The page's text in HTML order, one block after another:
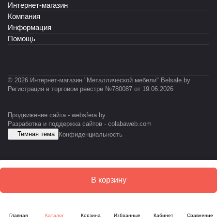
R
T
-
0
3
1
С
У
С
Т
0
1
2
В корзину
Главная Каталог Корзина Избранные Кабинет Сравнение
Интернет-магазин
Компания
Информация
Помощь
© 2026 Интернет-магазин "Металлической мебели" Belsale.by
Регистрация в торговом реестре №780087 от 19.06.2026
Продвижение сайта - websfera.by
Разработка и поддержка сайтов - colabaweb.com
Темная тема
Конфиденциальность